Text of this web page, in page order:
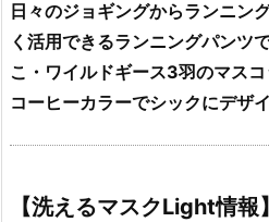
日々のジョギングからランニン
く活用できるランニングパンツ
こ・ワイルドギース3羽のマスコ
コーヒーカラーでシックにデザ
【洗えるマスクLight情報】